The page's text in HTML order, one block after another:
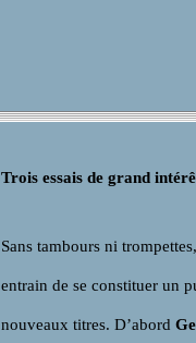
Trois essais de grand
Sans tambours ni
entrain de se constituer un
nouveaux titres. D’abord